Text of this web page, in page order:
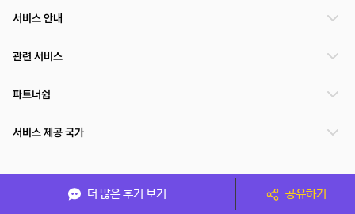
더 많은 후기 보기 공유하기
서비스 안내
관련 서비스
파트너쉽
서비스 제공 국가
(주)NSPACE 사업자정보